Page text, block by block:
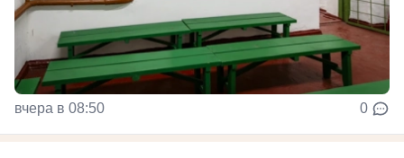
вчера в 08:50 0